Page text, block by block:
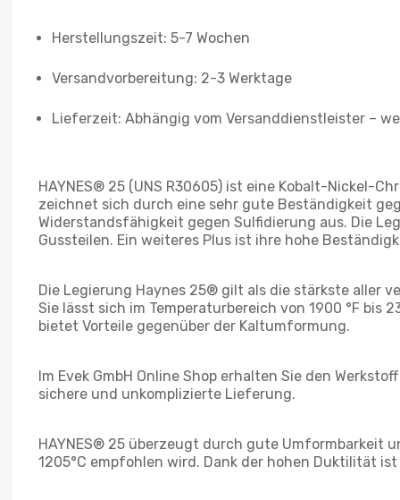
Herstellungszeit: 5-7 Wochen
Versandvorbereitung: 2-3 Werktage
Lieferzeit: Abhängig vom Versanddienstleister –
HAYNES® 25 (UNS R30605) ist eine Kobalt-Nickel-
zeichnet sich durch eine sehr gute Beständigkeit
Widerstandsfähigkeit gegen Sulfidierung aus. Die
Gussteilen. Ein weiteres Plus ist ihre hohe
Die Legierung Haynes 25® gilt als die stärkste aller
Sie lässt sich im Temperaturbereich von 1900 °F
bietet Vorteile gegenüber der Kaltumformung.
Im Evek GmbH Online Shop erhalten Sie den
sichere und unkomplizierte Lieferung.
HAYNES® 25 überzeugt durch gute Umformbarkeit
1205°C empfohlen wird. Dank der hohen Duktilität